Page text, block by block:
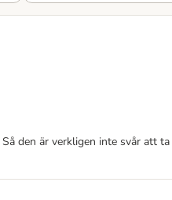
den är verkligen inte svår att